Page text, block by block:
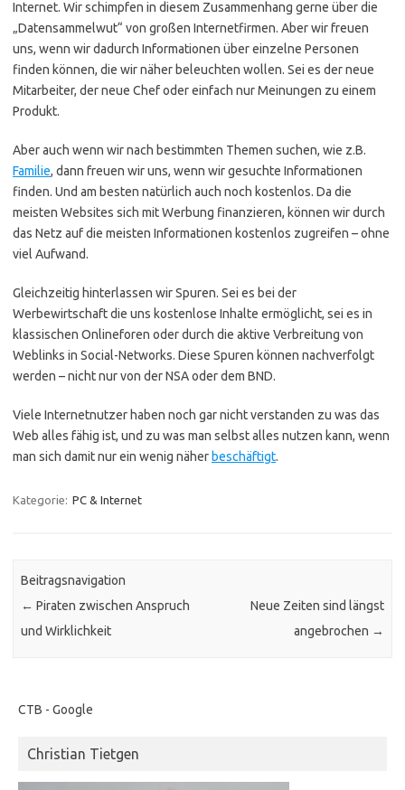
Internet. Wir schimpfen in diesem Zusammenhang gerne über die
„Datensammelwut“ von großen Internetfirmen. Aber wir freuen
uns, wenn wir dadurch Informationen über einzelne Personen
finden können, die wir näher beleuchten wollen. Sei es der neue
Mitarbeiter, der neue Chef oder einfach nur Meinungen zu einem
Produkt.
Aber auch wenn wir nach bestimmten Themen suchen, wie z.B.
Familie, dann freuen wir uns, wenn wir gesuchte Informationen
finden. Und am besten natürlich auch noch kostenlos. Da die
meisten Websites sich mit Werbung finanzieren, können wir durch
das Netz auf die meisten Informationen kostenlos zugreifen – ohne
viel Aufwand.
Gleichzeitig hinterlassen wir Spuren. Sei es bei der
Werbewirtschaft die uns kostenlose Inhalte ermöglicht, sei es in
klassischen Onlineforen oder durch die aktive Verbreitung von
Weblinks in Social-Networks. Diese Spuren können nachverfolgt
werden – nicht nur von der NSA oder dem BND.
Viele Internetnutzer haben noch gar nicht verstanden zu was das
Web alles fähig ist, und zu was man selbst alles nutzen kann, wenn
man sich damit nur ein wenig näherbeschäftigt.
Kategorie: PC & Internet
Beitragsnavigation
← Piraten zwischen Anspruch
und Wirklichkeit
Neue Zeiten sind längst
angebrochen →
CTB - Google
Christian Tietgen